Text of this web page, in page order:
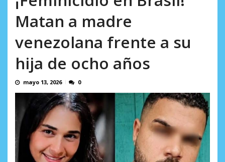
Matan a madre
venezolana frente a su
hija de ocho años
mayo 13, 2026 0